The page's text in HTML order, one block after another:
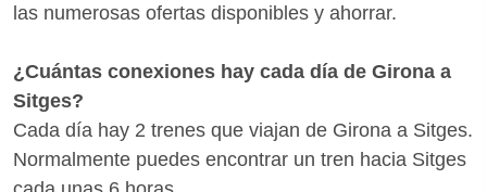
las numerosas ofertas disponibles y ahorrar.
¿Cuántas conexiones hay cada día de Girona a
Sitges?
Cada día hay 2 trenes que viajan de Girona a Sitges.
Normalmente puedes encontrar un tren hacia Sitges